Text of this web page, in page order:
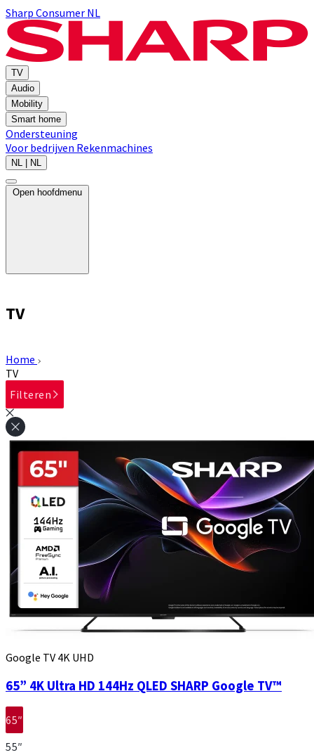
Sharp Consumer NL
TV
Audio
Mobility
Smart home
Ondersteuning
Voor bedrijven Rekenmachines
NL | NL
Open hoofdmenu
TV
Home
TV
Filteren
Google TV 4K UHD
65” 4K Ultra HD 144Hz QLED SHARP Google TV™
65″
55″